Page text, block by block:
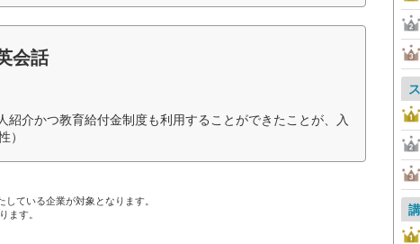
会話
紹介かつ教育給付金制度も利用することができたことが、入
）
ている企業が対象となります。
ます。